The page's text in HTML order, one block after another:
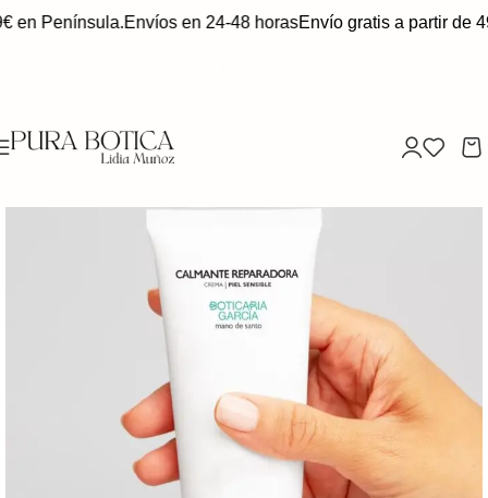
en Península.Envíos en 24-48 horasEnvío gratis a partir de